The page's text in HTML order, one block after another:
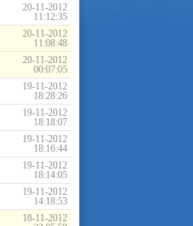
20-11-2012
11:12:35
20-11-2012
11:08:48
20-11-2012
00:07:05
19-11-2012
18:28:26
19-11-2012
18:18:07
19-11-2012
18:16:44
19-11-2012
18:14:05
19-11-2012
14:18:53
18-11-2012